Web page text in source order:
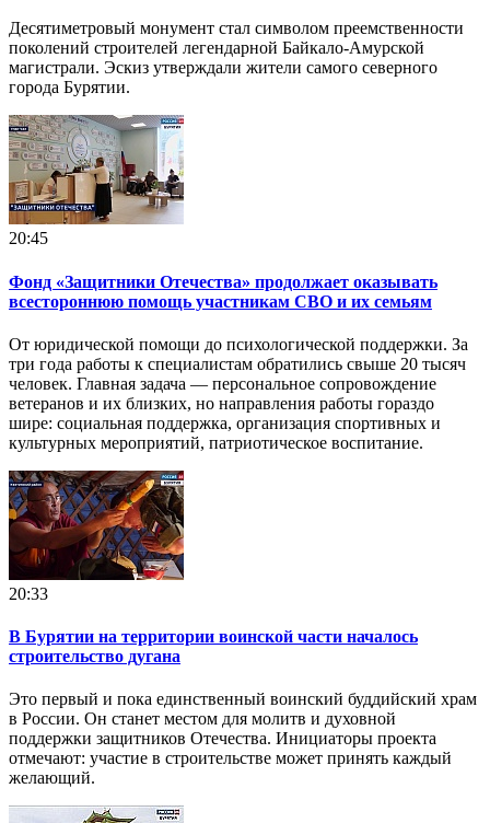
Десятиметровый монумент стал символом преемственности
поколений строителей легендарной Байкало-Амурской
магистрали. Эскиз утверждали жители самого северного
города Бурятии.
20:45
Фонд «Защитники Отечества» продолжает оказывать
всестороннюю помощь участникам СВО и их семьям
От юридической помощи до психологической поддержки. За
три года работы к специалистам обратились свыше 20 тысяч
человек. Главная задача — персональное сопровождение
ветеранов и их близких, но направления работы гораздо
шире: социальная поддержка, организация спортивных и
культурных мероприятий, патриотическое воспитание.
20:33
В Бурятии на территории воинской части началось
строительство дугана
Это первый и пока единственный воинский буддийский храм
в России. Он станет местом для молитв и духовной
поддержки защитников Отечества. Инициаторы проекта
отмечают: участие в строительстве может принять каждый
желающий.